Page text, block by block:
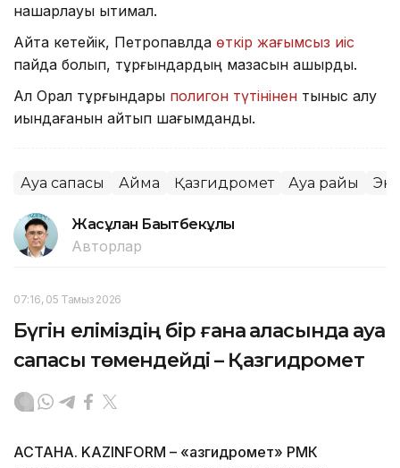
нашарлауы ықтимал.
Айта кетейік, Петропавлда өткір жағымсыз иіс
пайда болып, тұрғындардың мазасын қашырды.
Ал Орал тұрғындары полигон түтінінен тыныс алу
қиындағанын айтып шағымданды.
Ауа сапасы Аймақ Қазгидромет Ауа райы
Жасұлан Бақытбекұлы
Авторлар
07:16, 05 Тамыз 2026
Бүгін еліміздің бір ғана қаласында ауа
сапасы төмендейді – Қазгидромет
АСТАНА. KAZINFORM – «Қазгидромет» РМК